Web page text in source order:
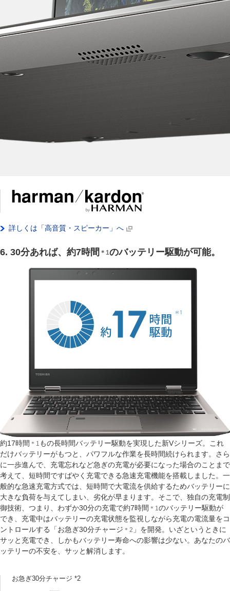
詳しくは「高音質・スピーカー」へ
6. 30分あれば、約7時間 ＊1のバッテリー駆動が可能。
約17時間 ＊1 もの長時間バッテリー駆動を実現した新Vシリーズ。これ
だけバッテリーがもつと、パワフルな作業を長時間続けられます。さら
に一歩進んで、充電忘れなど急ぎの充電が必要になった場合のことまで
考えて、短時間ですばやく充電できる急速充電機能を搭載しました。一
般的な急速充電方式では、短時間で大電流を供給するためバッテリーに
大きな負荷を与えてしまい、劣化が早まります。そこで、独自の充電制
御技術、つまり、わずか30分の充電で約7時間 ＊1のバッテリー駆動が
でき、充電中はバッテリーの充電状態を監視しながら充電の電流量をコ
ントロールする「お急ぎ30分チャージ ＊2 」を開発。いざというときに
サッと充電でき、しかもバッテリー寿命への影響は少ない。あなたのバ
ッテリーの不安を、サッと解消します。
お急ぎ30分チャージ *2